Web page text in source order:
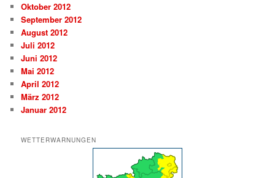
Oktober 2012
September 2012
August 2012
Juli 2012
Juni 2012
Mai 2012
April 2012
März 2012
Januar 2012
WETTERWARNUNGEN